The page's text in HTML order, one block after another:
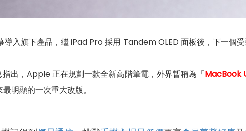
入旗下產品，繼 iPad Pro 採用 Tandem OLED 面板後，下一個
出，Apple 正在規劃一款全新高階筆電，外界暫稱為「MacBook
明顯的一次重大改版。